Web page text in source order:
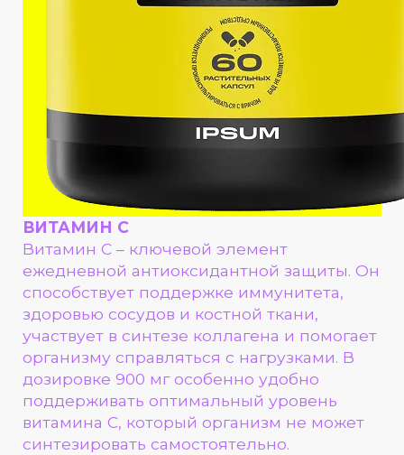
ВИТАМИН C
Витамин С – ключевой элемент
ежедневной антиоксидантной защиты. Он
способствует поддержке иммунитета,
здоровью сосудов и костной ткани,
участвует в синтезе коллагена и помогает
организму справляться с нагрузками. В
дозировке 900 мг особенно удобно
поддерживать оптимальный уровень
витамина C, который организм не может
синтезировать самостоятельно.